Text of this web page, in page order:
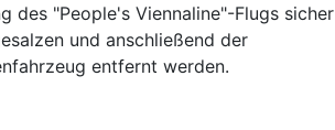
des "People's Viennaline"-Flugs sicher
und anschließend der
entfernt werden.